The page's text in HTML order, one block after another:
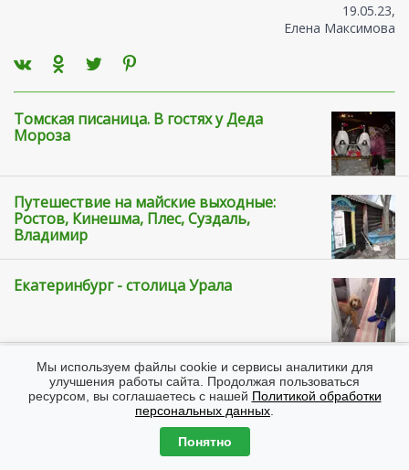
19.05.23,
Елена Максимова
Томская писаница. В гостях у Деда
Мороза
Путешествие на майские выходные:
Ростов, Кинешма, Плес, Суздаль,
Владимир
Екатеринбург - столица Урала
ОБСУЖДЕНИЕ СНАЧАЛА СТАРЫЕ
26/05/2023
Где б взять столько времени, чтоб объехать все
Мы используем файлы cookie и сервисы аналитики для
улучшения работы сайта. Продолжая пользоваться
ресурсом, вы соглашаетесь с нашей Политикой обработки
персональных данных
Понятно